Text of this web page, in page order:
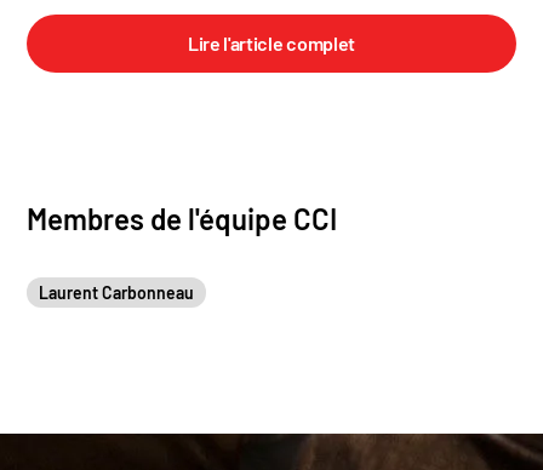
Lire l'article complet
Membres de l'équipe CCI
Laurent Carbonneau